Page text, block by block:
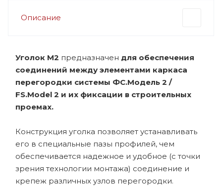
Описание
Уголок М2 предназначен для обеспечения
соединений между элементами каркаса
перегородки системы ФС.Модель 2 /
FS.Model 2 и их фиксации в строительных
проемах.
Конструкция уголка позволяет устанавливать
его в специальные пазы профилей, чем
обеспечивается надежное и удобное (с точки
зрения технологии монтажа) сое­динение и
крепеж различных узлов перегородки.